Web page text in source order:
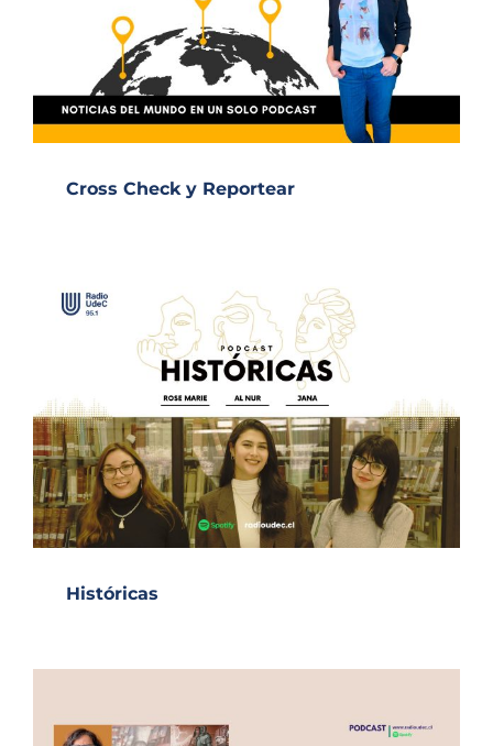
Cross Check y Reportear
Históricas